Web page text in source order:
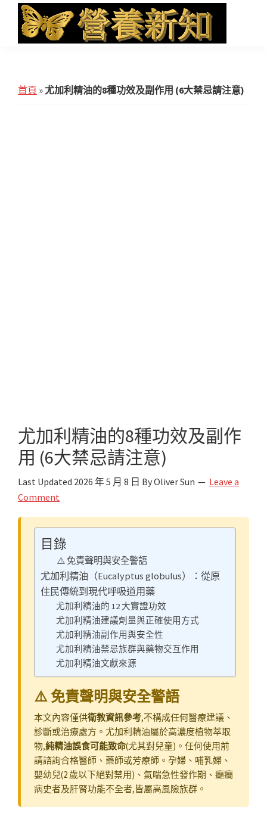
main
primary
footer
知
and
首頁 »尤加利精油的8種功效及副作用 (6大禁忌請注意)
尤加利精油的8種功效及副作
用 (6大禁忌請注意)
Last Updated 2026 年 5 月 8 日 ByOliver Sun
Leave a
Comment
目錄
⚠️ 免責聲明與安全警語
尤加利精油（Eucalyptus globulus）：從原
住民傳統到現代呼吸道用藥
尤加利精油的 12 大實證功效
尤加利精油建議劑量與正確使用方式
尤加利精油副作用與安全性
尤加利精油禁忌族群與藥物交互作用
尤加利精油文獻來源
⚠️ 免責聲明與安全警語
本文內容僅供衛教資訊參考,不構成任何醫療建議、
診斷或治療處方。尤加利精油屬於高濃度植物萃取
物,純精油誤食可能致命(尤其對兒童)。任何使用前
請諮詢合格醫師、藥師或芳療師。孕婦、哺乳婦、
嬰幼兒(2 歲以下絕對禁用)、氣喘急性發作期、癲癇
病史者及肝腎功能不全者,皆屬高風險族群。